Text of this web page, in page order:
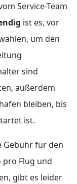
Service-Team
ist es, vor
um den
sind
außerdem
bleiben, bis
ist.
Gebühr für den
pro Flug und
gibt es leider